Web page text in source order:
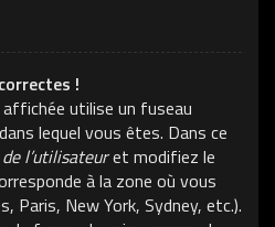
!
affichée utilise un fuseau
lequel vous êtes. Dans ce
l’utilisateuret modifiez le
à la zone où vous
Paris, New York, Sydney, etc.).